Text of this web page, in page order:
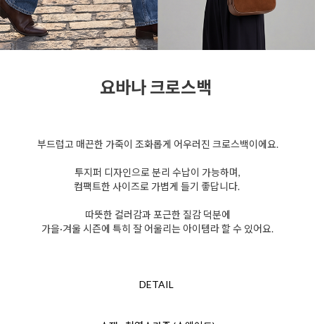
요바나 크로스백
부드럽고 매끈한 가죽이 조화롭게 어우러진 크로스백이에요.
투지퍼 디자인으로 분리 수납이 가능하며,
컴팩트한 사이즈로 가볍게 들기 좋답니다.
따뜻한 컬러감과 포근한 질감 덕분에
가을·겨울 시즌에 특히 잘 어울리는 아이템라 할 수 있어요.
DETAIL